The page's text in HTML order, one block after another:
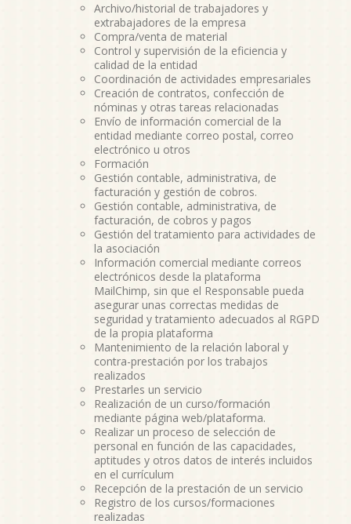
Archivo/historial de trabajadores y
extrabajadores de la empresa
Compra/venta de material
Control y supervisión de la eficiencia y
calidad de la entidad
Coordinación de actividades empresariales
Creación de contratos, confección de
nóminas y otras tareas relacionadas
Envío de información comercial de la
entidad mediante correo postal, correo
electrónico u otros
Formación
Gestión contable, administrativa, de
facturación y gestión de cobros.
Gestión contable, administrativa, de
facturación, de cobros y pagos
Gestión del tratamiento para actividades de
la asociación
Información comercial mediante correos
electrónicos desde la plataforma
MailChimp, sin que el Responsable pueda
asegurar unas correctas medidas de
seguridad y tratamiento adecuados al RGPD
de la propia plataforma
Mantenimiento de la relación laboral y
contra-prestación por los trabajos
realizados
Prestarles un servicio
Realización de un curso/formación
mediante página web/plataforma.
Realizar un proceso de selección de
personal en función de las capacidades,
aptitudes y otros datos de interés incluidos
en el currículum
Recepción de la prestación de un servicio
Registro de los cursos/formaciones
realizadas